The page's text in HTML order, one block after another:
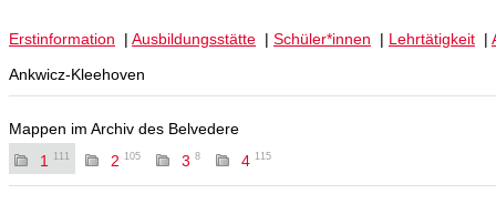
Erstinformation | Ausbildungsstätte | Schüler*innen | Lehrtätigkeit |
Ankwicz-Kleehoven
Mappen im Archiv des Belvedere
1
111 2 105 3 8 4 115